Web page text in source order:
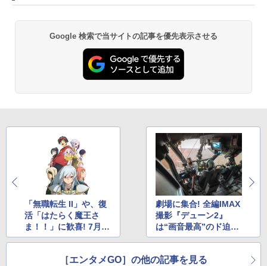
Google 検索で当サイトの記事を優先表示させる
「無職転生 II」や、復
活「はたらく魔王さ
ま！！」に歓喜! 7月期
注目アニソン
劇場に集合! 全編IMAX
撮影『デューン2』
は“画音最高”のド迫力
&爽快復讐ムービーだ
［エンタメGO］の他の記事を見る